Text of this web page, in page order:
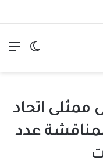
الوضع
اتحاد
عدد